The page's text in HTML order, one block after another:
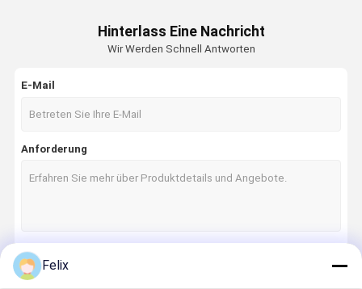
Hinterlass Eine Nachricht
Wir Werden Schnell Antworten
E-Mail
Anforderung
Felix